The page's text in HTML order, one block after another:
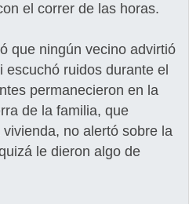
el correr de las horas.
que ningún vecino advirtió
ruidos durante el
permanecieron en la
de la familia, que
no alertó sobre la
le dieron algo de